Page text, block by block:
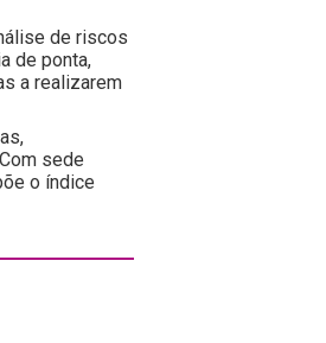
de riscos
de ponta,
a realizarem
sede
o índice